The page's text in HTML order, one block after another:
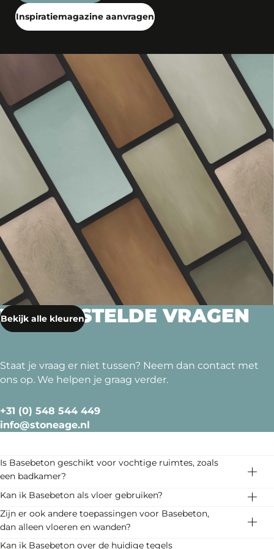
Inspiratiemagazine aanvragen
Bekijk alle kleuren
VEELGESTELDE VRAGEN
Staat je vraag er niet tussen? Neem dan contact met
ons op. We helpen je graag verder.
+31 (0) 548 544 449
info@stoneage.nl
Is Basebeton geschikt voor vochtige ruimtes, zoals
een badkamer?
Jazeker, Basebeton is naadloos en waterdicht. Prima
geschikt voor je badkamer, keuken en toilet dus.
Lees meer
Kan ik Basebeton als vloer gebruiken?
Ja, Basebeton is ijzersterk en slijtvast. Een vloer van
Basebeton is naadloos en waterdicht, dus gebruik het
ook gerust voor de vloer in de badkamer, keuken,
Zijn er ook andere toepassingen voor Basebeton,
dan alleen vloeren en wanden?
Basebeton is multifunctioneel. Pimp er je meubels
Kan ik Basebeton over de huidige tegels